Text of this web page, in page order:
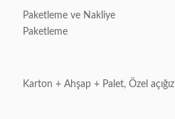
Paketleme ve Nakliye
Paketleme
Karton + Ahşap + Palet, Özel açığız